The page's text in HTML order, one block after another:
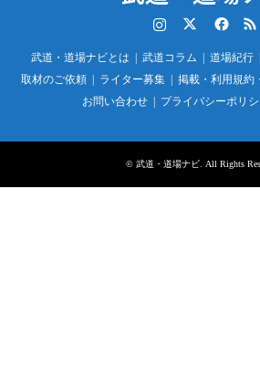
RSS
武道・道場ナビとは 武道コラム 道場紀行
取材のご依頼
ライター募集
掲載・利用規約
お問い合わせ
プライバシーポリ
© 武道・道場ナビ. All Rights